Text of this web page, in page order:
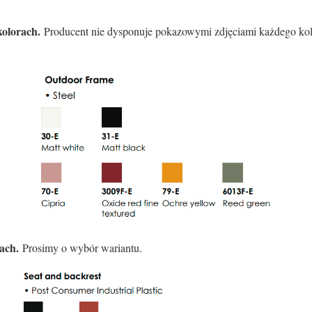
Producent nie dysponuje pokazowymi zdjęciami każdego
Prosimy o wybór wariantu.